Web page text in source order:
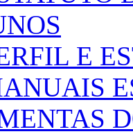
E